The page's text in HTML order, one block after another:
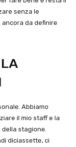
senza le
ancora da definire
Abbiamo
il mio staff e la
stagione.
diciassette, ci